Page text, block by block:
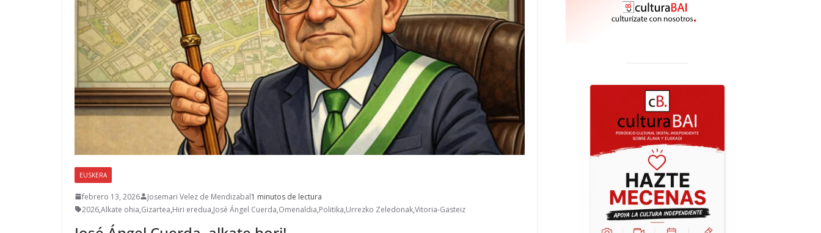
EUSKERA
febrero 13, 2026 Josemari Velez de Mendizabal1 minutos de lectura
2026,Alkate ohia,Gizartea,Hiri eredua,José Ángel Cuerda,Omenaldia,Politika,Urrezko Zeledonak,Vitoria-Gasteiz